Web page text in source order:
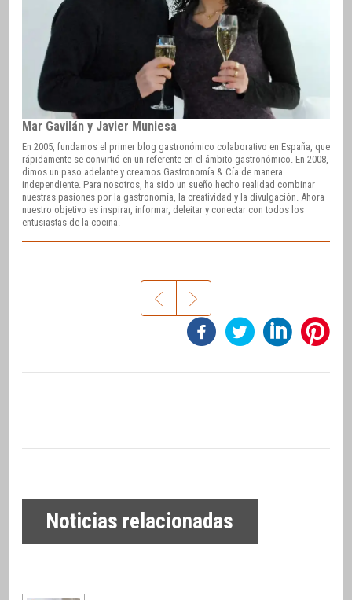
Mar Gavilán y Javier Muniesa
En 2005, fundamos el primer blog gastronómico colaborativo en España, que
rápidamente se convirtió en un referente en el ámbito gastronómico. En 2008,
dimos un paso adelante y creamos Gastronomía & Cía de manera
independiente. Para nosotros, ha sido un sueño hecho realidad combinar
nuestras pasiones por la gastronomía, la creatividad y la divulgación. Ahora
nuestro objetivo es inspirar, informar, deleitar y conectar con todos los
entusiastas de la cocina.
Noticias relacionadas